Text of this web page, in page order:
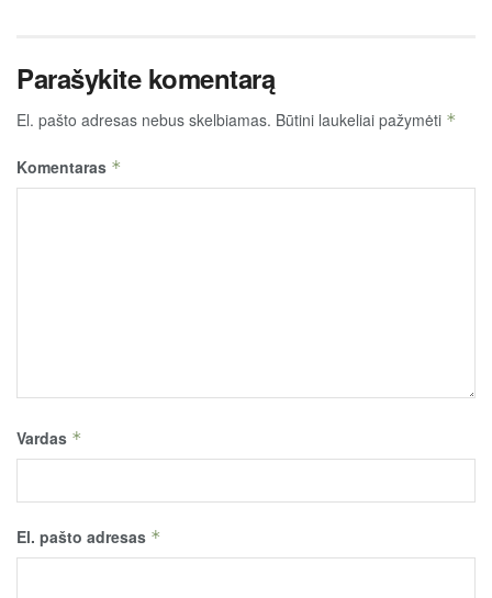
Parašykite komentarą
El. pašto adresas nebus skelbiamas. Būtini laukeliai pažymėti *
Komentaras *
Vardas *
El. pašto adresas *